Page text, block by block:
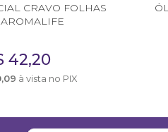
CRAVO FOLHAS
42,20
à vista no PIX